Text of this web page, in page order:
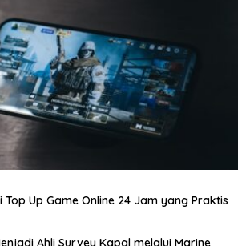
Top Up Game Online 24 Jam yang Praktis
Ahli Survey Kapal melalui Marine